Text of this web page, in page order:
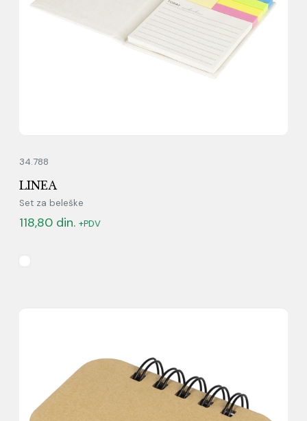
34.788
LINEA
Set za beleške
118,80 din. +PDV